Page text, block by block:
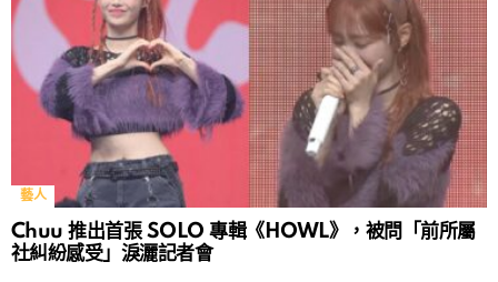
藝人
Chuu 推出首張 SOLO 專輯《HOWL》，被問「前所屬
社糾紛感受」淚灑記者會